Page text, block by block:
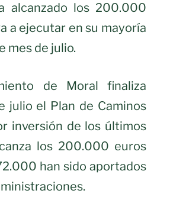
alcanzado los 200.000
a ejecutar en su mayoría
mes de julio.
de Moral finaliza
julio el Plan de Caminos
inversión de los últimos
los 200.000 euros
han sido aportados